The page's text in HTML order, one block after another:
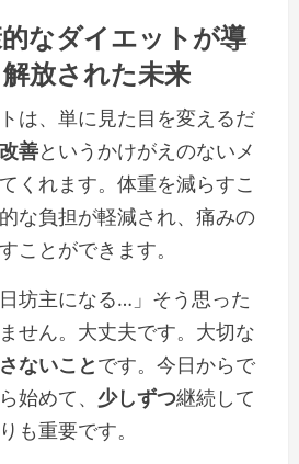
なダイエットが導
放された未来
は、単に見た目を変えるだ
善というかけがえのないメ
くれます。体重を減らすこ
な負担が軽減され、痛みの
ことができます。
坊主になる…」そう思った
せん。大丈夫です。大切な
ないことです。今日からで
始めて、 少しずつ継続して
も重要です。